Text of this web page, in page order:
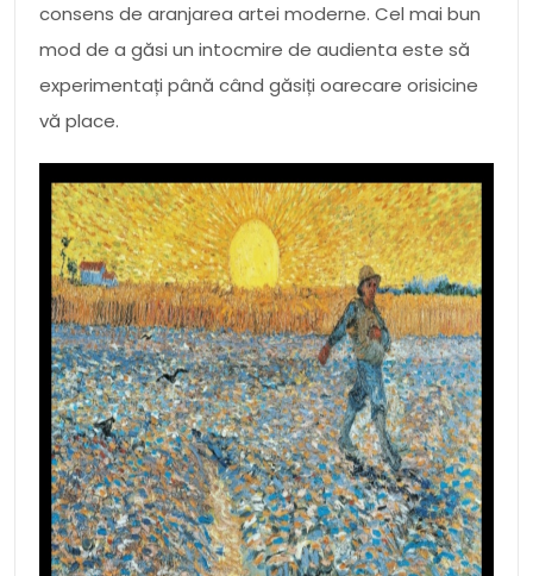
consens de aranjarea artei moderne. Cel mai bun
mod de a găsi un intocmire de audienta este să
experimentați până când găsiți oarecare orisicine
vă place.